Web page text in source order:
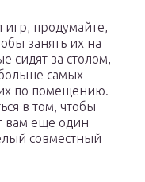
игр, продумайте,
занять их на
сидят за столом,
самых
по помещению.
в том, чтобы
вам еще один
совместный